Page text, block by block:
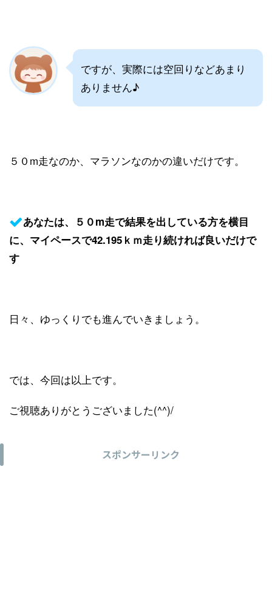
ですが、実際には空回りなどあまり
ありません♪
５０m走なのか、マラソンなのかの違いだけです。
あなたは、５０m走で結果を出している方を横目
に、マイペースで42.195ｋｍ走り続ければ良いだけで
す
日々、ゆっくりでも進んでいきましょう。
では、今回は以上です。
ご視聴ありがとうございました(^^)/
スポンサーリンク